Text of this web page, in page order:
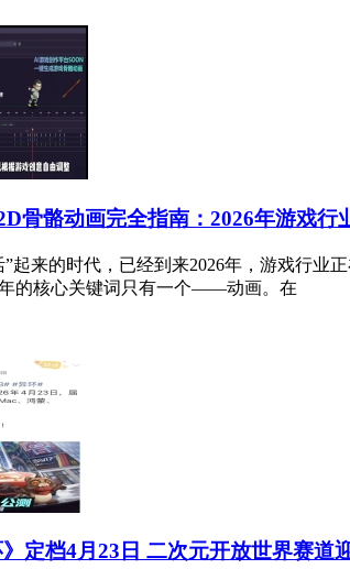
骨骼动画完全指南：2026年游戏行
”起来的时代，已经到来2026年，游戏行业
的核心关键词只有一个——动画。在
定档4月23日 二次元开放世界赛道